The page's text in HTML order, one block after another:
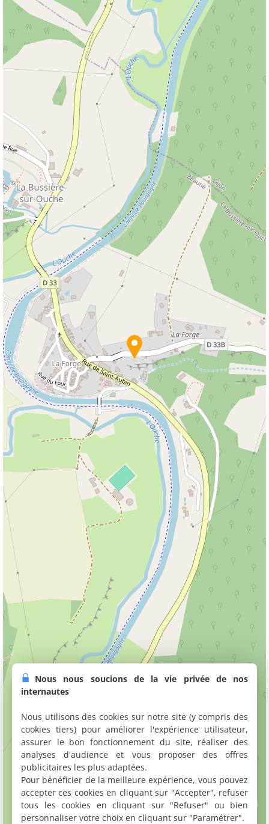
Nous nous soucions de la vie privée de nos
internautes
Nous utilisons des cookies sur notre site (y compris des
cookies tiers) pour améliorer l'expérience utilisateur,
assurer le bon fonctionnement du site, réaliser des
analyses d'audience et vous proposer des offres
publicitaires les plus adaptées.
Pour bénéficier de la meilleure expérience, vous pouvez
accepter ces cookies en cliquant sur "Accepter", refuser
tous les cookies en cliquant sur "Refuser" ou bien
personnaliser votre choix en cliquant sur "Paramétrer".